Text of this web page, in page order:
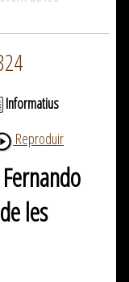
Informatius
Reproduir
les